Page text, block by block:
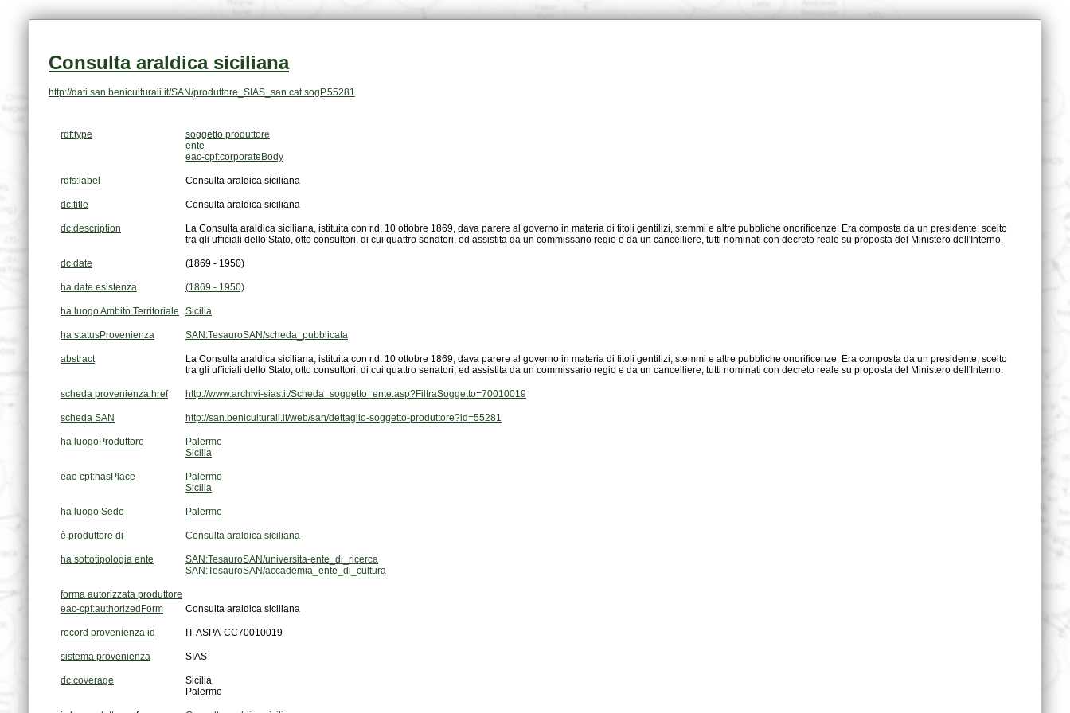
Consulta araldica siciliana
http://dati.san.beniculturali.it/SAN/produttore_SIAS_san.cat.sogP.55281
rdf:type
soggetto produttore
ente
eac-cpf:corporateBody
rdfs:label Consulta araldica siciliana
dc:title Consulta araldica siciliana
dc:description
tra gli ufficiali dello Stato, otto consultori, di cui quattro senatori, ed assistita da un commissario regio e da un cancelliere, tutti nominati con decreto reale su proposta del Ministero dell'Interno.
dc:date (1869 - 1950)
ha date esistenza (1869 - 1950)
ha luogo Ambito Territoriale Sicilia
ha statusProvenienza SAN:TesauroSAN/scheda_pubblicata
abstract
tra gli ufficiali dello Stato, otto consultori, di cui quattro senatori, ed assistita da un commissario regio e da un cancelliere, tutti nominati con decreto reale su proposta del Ministero dell'Interno.
scheda provenienza href http://www.archivi-sias.it/Scheda_soggetto_ente.asp?FiltraSoggetto=70010019
scheda SAN http://san.beniculturali.it/web/san/dettaglio-soggetto-produttore?id=55281
ha luogoProduttore
Palermo
Sicilia
eac-cpf:hasPlace
Palermo
Sicilia
ha luogo Sede Palermo
è produttore di Consulta araldica siciliana
ha sottotipologia ente
SAN:TesauroSAN/universita-ente_di_ricerca
SAN:TesauroSAN/accademia_ente_di_cultura
forma autorizzata produttore
eac-cpf:authorizedForm
Consulta araldica siciliana
record provenienza id IT-ASPA-CC70010019
sistema provenienza SIAS
dc:coverage
Sicilia
Palermo